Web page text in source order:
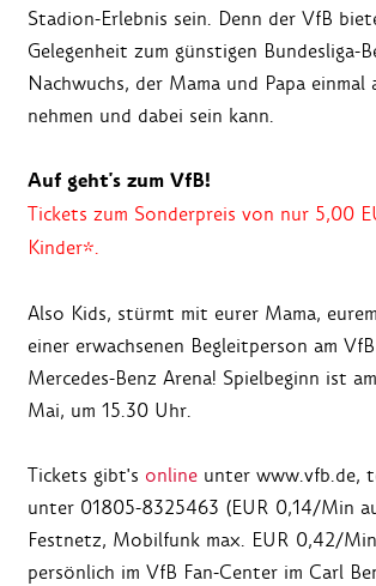
Stadion-Erlebnis sein. Denn der VfB
Gelegenheit zum günstigen Bundesliga-
Nachwuchs, der Mama und Papa einmal
nehmen und dabei sein kann.
Auf geht's zum VfB!
Tickets zum Sonderpreis von nur 5,00
Kinder*.
Also Kids, stürmt mit eurer Mama,
einer erwachsenen Begleitperson am
Mercedes-Benz Arena! Spielbeginn ist
Mai, um 15.30 Uhr.
Tickets gibt's online unter www.vfb.de,
unter 01805-8325463 (EUR 0,14/Min
Festnetz, Mobilfunk max. EUR 0,42/
persönlich im VfB Fan-Center im Carl